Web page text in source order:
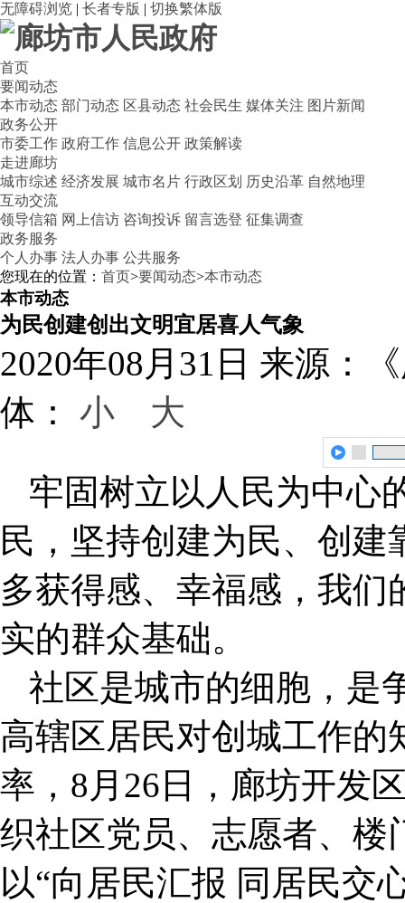
无障碍浏览 | 长者专版 | 切换繁体版
首页
要闻动态
本市动态 部门动态 区县动态 社会民生 媒体关注 图片新闻
政务公开
市委工作 政府工作 信息公开 政策解读
走进廊坊
城市综述 经济发展 城市名片 行政区划 历史沿革 自然地理
互动交流
领导信箱 网上信访 咨询投诉 留言选登 征集调查
政务服务
个人办事 法人办事 公共服务
您现在的位置： 首页>要闻动态>本市动态
本市动态
为民创建创出文明宜居喜人气象
2020年08月31日 来源：
体： 小 大
牢固树立以人民为中心
民，坚持创建为民、创
多获得感、幸福感，我
实的群众基础。
社区是城市的细胞，是
高辖区居民对创城工作的
率，8月26日，廊坊开发
织社区党员、志愿者、楼
以“向居民汇报 同居民交